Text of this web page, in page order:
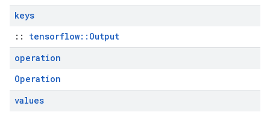
keys
:: tensorflow::Output
operation
Operation
values